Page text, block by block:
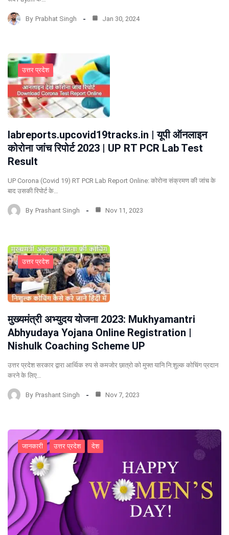
By Prabhat Singh Jan 30, 2024
उत्तर प्रदेश
labreports.upcovid19tracks.in | यूपी ऑनलाइन
कोरोना जांच रिपोर्ट 2023 | UP RT PCR Lab Test
Result
UP Corona (Covid 19) RT PCR Lab Report Online: कोरोना संक्रमण की जांच के
बाद उसकी रिपोर्ट के…
By Prashant Singh Nov 11, 2023
उत्तर प्रदेश
मुख्यमंत्री अभ्युदय योजना 2023: Mukhyamantri
Abhyudaya Yojana Online Registration |
Nishulk Coaching Scheme UP
उत्तर प्रदेश सरकार द्वारा आर्थिक रुप से कमजोर छात्रो को मुफ्त यानि नि:शुल्क कोचिंग प्रदान
करने के लिए…
By Prashant Singh Nov 7, 2023
जानकारी उत्तर प्रदेश देश